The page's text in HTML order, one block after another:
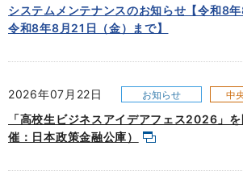
システムメンテナンスのお知らせ【令和8
令和8年8月21日（金）まで】
2026年07月22日 お知らせ 中
「高校生ビジネスアイデアフェス2026」
催：日本政策金融公庫）